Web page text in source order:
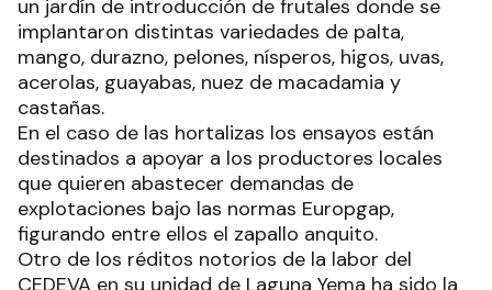
un jardín de introducción de frutales donde se
implantaron distintas variedades de palta,
mango, durazno, pelones, nísperos, higos, uvas,
acerolas, guayabas, nuez de macadamia y
castañas.
En el caso de las hortalizas los ensayos están
destinados a apoyar a los productores locales
que quieren abastecer demandas de
explotaciones bajo las normas Europgap,
figurando entre ellos el zapallo anquito.
Otro de los réditos notorios de la labor del
CEDEVA en su unidad de Laguna Yema ha sido la